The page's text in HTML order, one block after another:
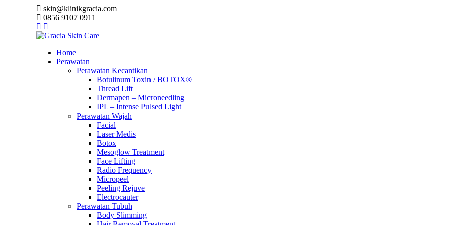
skin@klinikgracia.com
0856 9107 0911
Home
Perawatan
Perawatan Kecantikan
Botulinum Toxin / BOTOX®
Thread Lift
Dermapen – Microneedling
IPL – Intense Pulsed Light
Perawatan Wajah
Facial
Laser Medis
Botox
Mesoglow Treatment
Face Lifting
Radio Frequency
Micropeel
Peeling Rejuve
Electrocauter
Perawatan Tubuh
Body Slimming